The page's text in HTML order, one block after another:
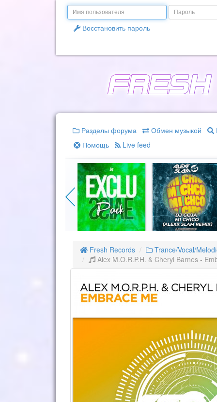
Email
Пароль
Восстановить пароль
Разделы форума Обмен музыкой
Помощь
Live feed
Fresh Records
Trance/Vocal/
Alex M.O.R.P.H. & Cheryl Barnes -